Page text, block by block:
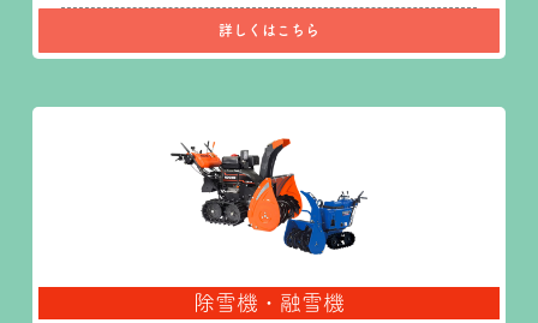
詳しくはこちら
除雪機・融雪機